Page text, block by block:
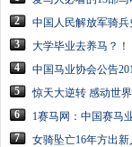
2
中国人民解放军骑兵
3
大学毕业去养马？
4
中国马业协会公告
5
惊天大逆转 感动世
6
1赛马网：中国赛马
7
女骑坠亡16年方出新